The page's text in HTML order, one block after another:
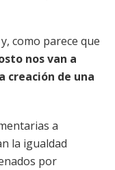
como parece que
nos van a
creación de una
a
la igualdad
por